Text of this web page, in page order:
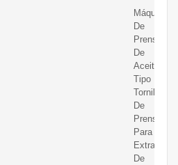
Máquina
De
Prensa
De
Aceite
Tipo
De
Prensado
Para
Extracción
De